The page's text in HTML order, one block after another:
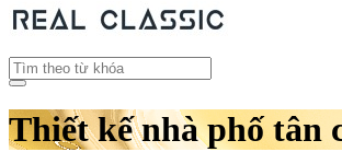
Thiết kế nhà phố tân